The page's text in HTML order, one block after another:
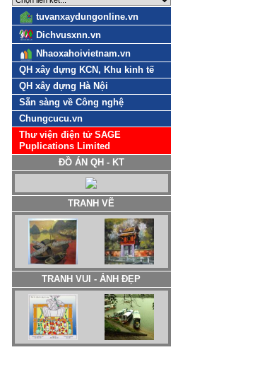
tuvanxaydungonline.vn
Dichvusxnn.vn
Nhaoxahoivietnam.vn
QH xây dựng KCN, Khu kinh tế
QH xây dựng Hà Nội
Sẵn sàng về Công nghệ
Chungcucu.vn
Thư viện điện tử SAGE
Puplications Limited
ĐỒ ÁN QH - KT
TRANH VẼ
TRANH VUI - ẢNH ĐẸP